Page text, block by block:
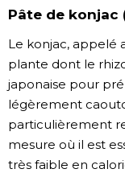
Pâte de konjac
Le konjac, appelé
plante dont le
japonaise pour
légèrement
particulièrement
mesure où il est
très faible en